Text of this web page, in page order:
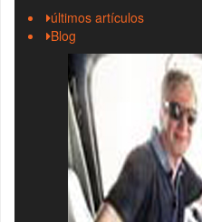
últimos artículos
Blog